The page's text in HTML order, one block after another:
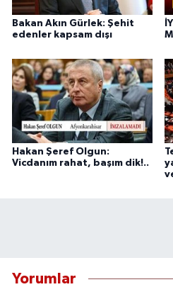
Bakan Akın Gürlek: Şehit
edenler kapsam dışı
Hakan Şeref Olgun:
Vicdanım rahat, başım dik!..
Yorumlar